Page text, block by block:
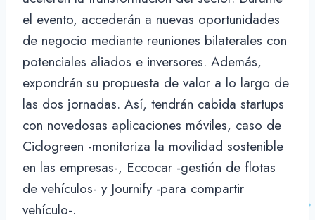
el evento, accederán a nuevas oportunidades
de negocio mediante reuniones bilaterales con
potenciales aliados e inversores. Además,
expondrán su propuesta de valor a lo largo de
las dos jornadas. Así, tendrán cabida startups
con novedosas aplicaciones móviles, caso de
Ciclogreen -monitoriza la movilidad sostenible
en las empresas-, Eccocar -gestión de flotas
de vehículos- y Journify -para compartir
vehículo-.